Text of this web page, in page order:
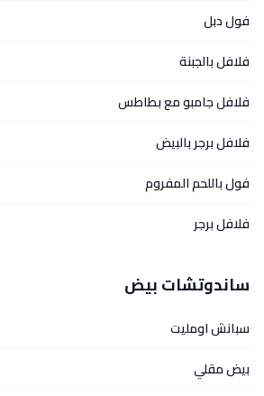
فول دبل
فلافل بالجبنة
فلافل جامبو مع بطاطس
فلافل برجر بالبيض
فول باللحم المفروم
فلافل برجر
ساندوتشات بيض
سبانش اومليت
بيض مقلي